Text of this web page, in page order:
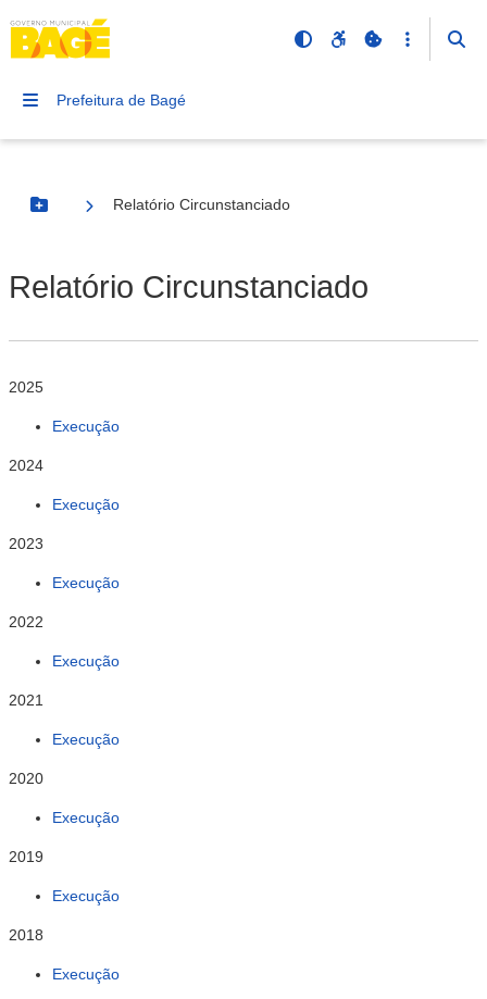
Prefeitura de Bagé
Botão Menu
Relatório Circunstanciado
Relatório Circunstanciado
2025
Execução
2024
Execução
2023
Execução
2022
Execução
2021
Execução
2020
Execução
2019
Execução
2018
Execução